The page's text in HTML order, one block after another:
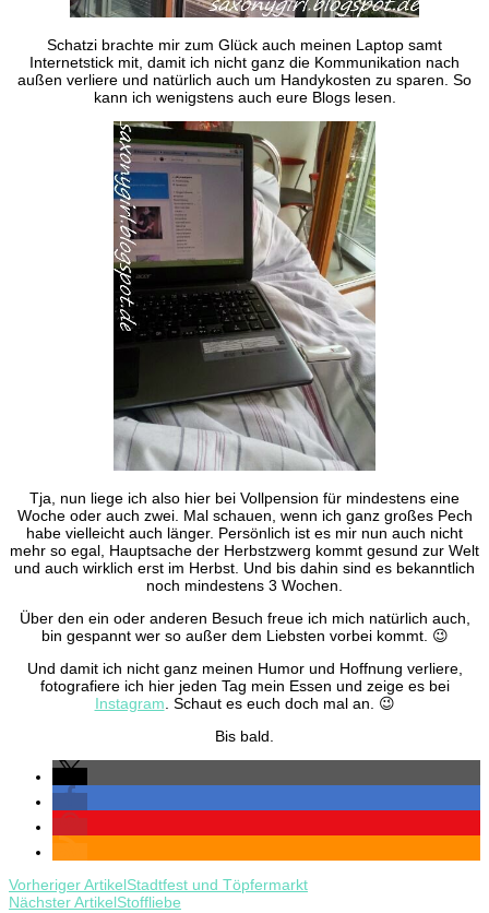
Schatzi brachte mir zum Glück auch meinen Laptop samt
Internetstick mit, damit ich nicht ganz die Kommunikation nach
außen verliere und natürlich auch um Handykosten zu sparen. So
kann ich wenigstens auch eure Blogs lesen.
Tja, nun liege ich also hier bei Vollpension für mindestens eine
Woche oder auch zwei. Mal schauen, wenn ich ganz großes Pech
habe vielleicht auch länger. Persönlich ist es mir nun auch nicht
mehr so egal, Hauptsache der Herbstzwerg kommt gesund zur Welt
und auch wirklich erst im Herbst. Und bis dahin sind es bekanntlich
noch mindestens 3 Wochen.
Über den ein oder anderen Besuch freue ich mich natürlich auch,
bin gespannt wer so außer dem Liebsten vorbei kommt. 😉
Und damit ich nicht ganz meinen Humor und Hoffnung verliere,
fotografiere ich hier jeden Tag mein Essen und zeige es bei
Instagram . Schaut es euch doch mal an. 😉
Bis bald.
Beitragsnavigation
Vorheriger ArtikelStadtfest und Töpfermarkt
Nächster ArtikelStoffliebe